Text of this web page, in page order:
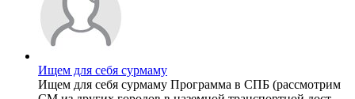
Ищем для себя сурмаму
Ищем для себя сурмаму Программа в СПБ (рассмотрим